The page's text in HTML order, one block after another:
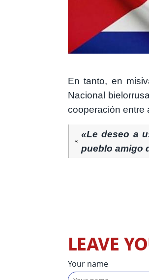
En tanto, en
Nacional
cooperación entre
«Le deseo a
pueblo amigo
LEAVE
Your name